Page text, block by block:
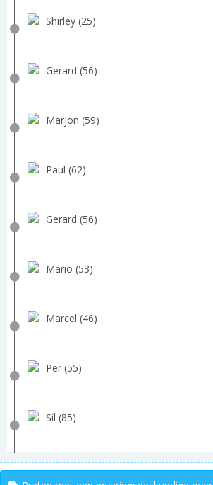
Shirley (25)
Gerard (56)
Marjon (59)
Paul (62)
Gerard (56)
Mario (53)
Marcel (46)
Per (55)
Sil (85)